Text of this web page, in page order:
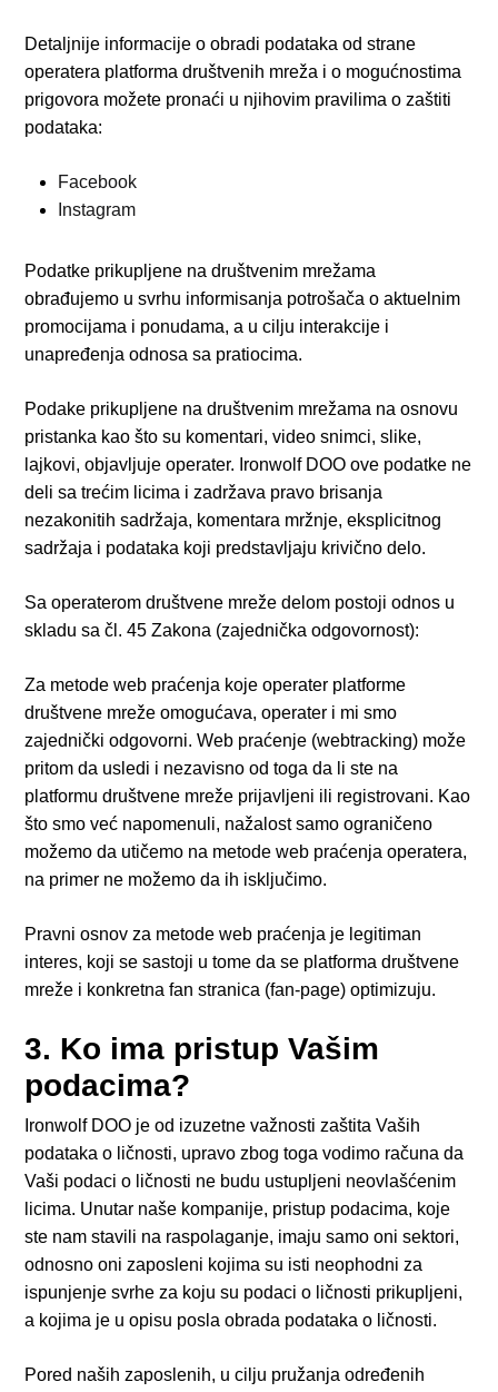
Detaljnije informacije o obradi podataka od strane
operatera platforma društvenih mreža i o mogućnostima
prigovora možete pronaći u njihovim pravilima o zaštiti
podataka:
Facebook
Instagram
Podatke prikupljene na društvenim mrežama
obrađujemo u svrhu informisanja potrošača o aktuelnim
promocijama i ponudama, a u cilju interakcije i
unapređenja odnosa sa pratiocima.
Podake prikupljene na društvenim mrežama na osnovu
pristanka kao što su komentari, video snimci, slike,
lajkovi, objavljuje operater. Ironwolf DOO ove podatke ne
deli sa trećim licima i zadržava pravo brisanja
nezakonitih sadržaja, komentara mržnje, eksplicitnog
sadržaja i podataka koji predstavljaju krivično delo.
Sa operaterom društvene mreže delom postoji odnos u
skladu sa čl. 45 Zakona (zajednička odgovornost):
Za metode web praćenja koje operater platforme
društvene mreže omogućava, operater i mi smo
zajednički odgovorni. Web praćenje (webtracking) može
pritom da usledi i nezavisno od toga da li ste na
platformu društvene mreže prijavljeni ili registrovani. Kao
što smo već napomenuli, nažalost samo ograničeno
možemo da utičemo na metode web praćenja operatera,
na primer ne možemo da ih isključimo.
Pravni osnov za metode web praćenja je legitiman
interes, koji se sastoji u tome da se platforma društvene
mreže i konkretna fan stranica (fan-page) optimizuju.
3. Ko ima pristup Vašim
podacima?
Ironwolf DOO je od izuzetne važnosti zaštita Vaših
podataka o ličnosti, upravo zbog toga vodimo računa da
Vaši podaci o ličnosti ne budu ustupljeni neovlašćenim
licima. Unutar naše kompanije, pristup podacima, koje
ste nam stavili na raspolaganje, imaju samo oni sektori,
odnosno oni zaposleni kojima su isti neophodni za
ispunjenje svrhe za koju su podaci o ličnosti prikupljeni,
a kojima je u opisu posla obrada podataka o ličnosti.
Pored naših zaposlenih, u cilju pružanja određenih